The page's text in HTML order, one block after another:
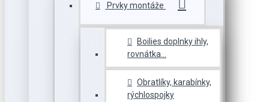
Prvky montáže
Boilies doplnky ihly,
rovnátka...
Obratlíky, karabínky,
rýchlospojky